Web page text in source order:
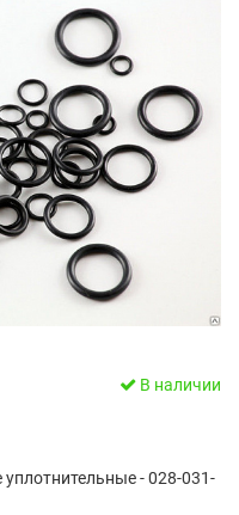
В наличии
- 028-031-